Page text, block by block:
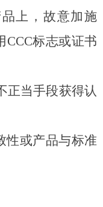
上，故意加施
CCC标志或证书
正当手段获得认
性或产品与标准